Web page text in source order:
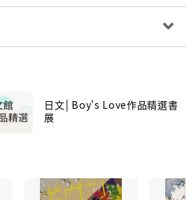
日文│Boy's Love作品精選書
展